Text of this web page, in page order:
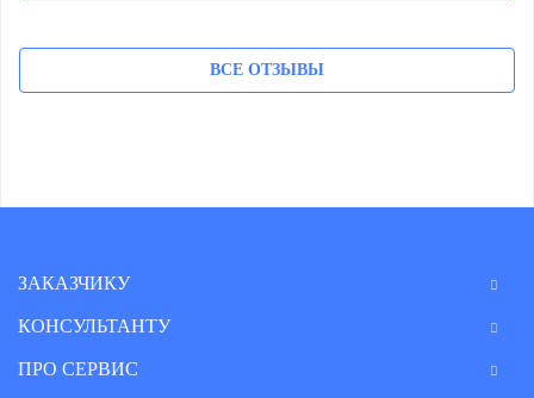
ВСЕ ОТЗЫВЫ
ЗАКАЗЧИКУ
КОНСУЛЬТАНТУ
ПРО СЕРВИС